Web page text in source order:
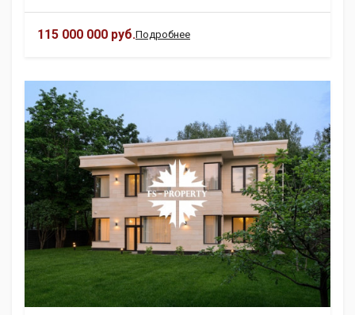
115 000 000 руб.Подробнее